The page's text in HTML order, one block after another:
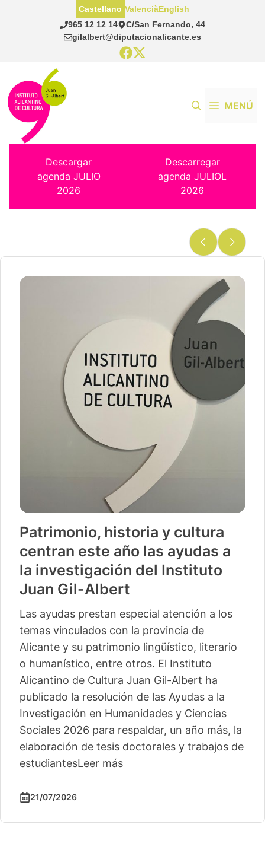
965 12 12 14
C/San Fernando, 44
gilalbert@diputacionalicante.es
Castellano ValenciàEnglish
MENÚ
Descargar
agenda JULIO
2026
Descarregar
agenda JULIOL
2026
Patrimonio, historia y cultura
centran este año las ayudas a
la investigación del Instituto
Juan Gil-Albert
Las ayudas prestan especial atención a los
temas vinculados con la provincia de
Alicante y su patrimonio lingüístico, literario
o humanístico, entre otros. El Instituto
Alicantino de Cultura Juan Gil-Albert ha
publicado la resolución de las Ayudas a la
Investigación en Humanidades y Ciencias
Sociales 2026 para respaldar, un año más, la
elaboración de tesis doctorales y trabajos de
estudiantesLeer más
21/07/2026